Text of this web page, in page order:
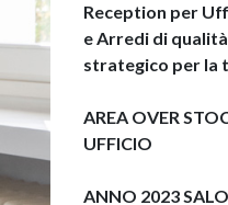
Reception per
e Arredi di
strategico per la
AREA OVER
UFFICIO
ANNO 2023